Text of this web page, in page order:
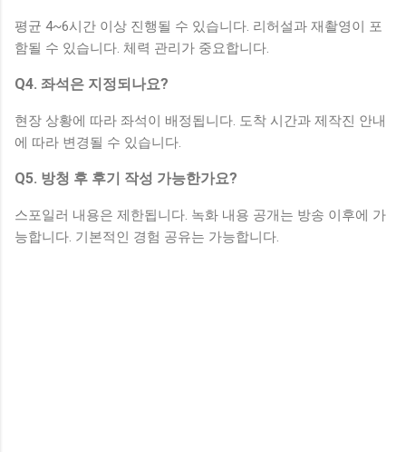
평균 4~6시간 이상 진행될 수 있습니다. 리허설과 재촬영이 포
함될 수 있습니다. 체력 관리가 중요합니다.
Q4. 좌석은 지정되나요?
현장 상황에 따라 좌석이 배정됩니다. 도착 시간과 제작진 안내
에 따라 변경될 수 있습니다.
Q5. 방청 후 후기 작성 가능한가요?
스포일러 내용은 제한됩니다. 녹화 내용 공개는 방송 이후에 가
능합니다. 기본적인 경험 공유는 가능합니다.